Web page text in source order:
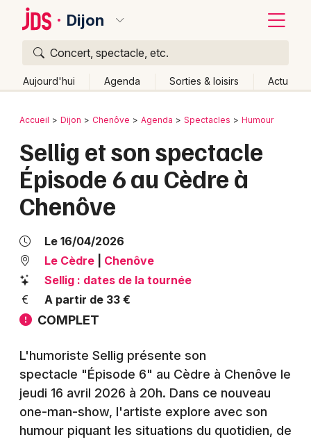
Dijon
Concert, spectacle, etc.
Aujourd'hui Agenda Sorties & loisirs Actu
Publier un événement
Grands événements
Activité & Expérience
Manifestations
Foires & salons
Concerts
Sports
Soirées
Bordeaux
Colmar
Lille
Marseille
Mulhouse
Montpellier
Nice
Strasbourg
Retour
Accueil Dijon Chenôve Agenda Spectacles Humour
Sellig et son spectacle
Épisode 6 au Cèdre à
Chenôve
Le 16/04/2026
Le Cèdre
Chenôve
Sellig : dates de la tournée
A partir de 33 €
COMPLET
L'humoriste Sellig présente son
spectacle "Épisode 6" au Cèdre à Chenôve le
jeudi 16 avril 2026 à 20h. Dans ce nouveau
one-man-show, l'artiste explore avec son
humour piquant les situations du quotidien, de
Quoi ?
Où ?
Partout
Près de moi Changer de lieu
Quand ?
Effacer les dates
Aujourd'hui
Demain